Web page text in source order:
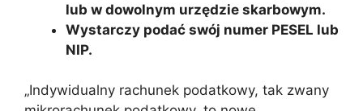
lub w dowolnym urzędzie skarbowym.
Wystarczy podać swój numer PESEL lub
NIP.
„Indywidualny rachunek podatkowy, tak zwany